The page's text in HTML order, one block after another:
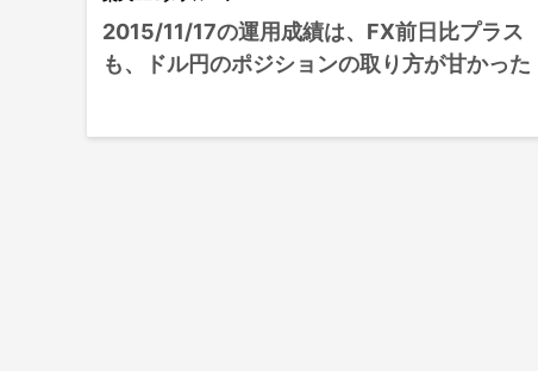
2015/11/17の運用成績は、FX前日比プラス
も、ドル円のポジションの取り方が甘かった